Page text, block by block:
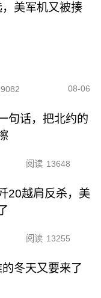
美军机又被揍
08-06
句话，把北约的
阅读 13648
20越肩反杀，美
阅读 13255
冬天又要来了